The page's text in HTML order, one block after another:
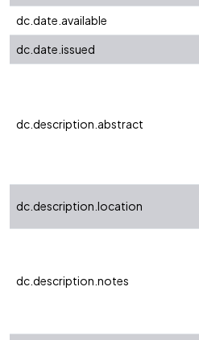
dc.date.available
dc.date.issued
dc.description.abstract
dc.description.location
dc.description.notes